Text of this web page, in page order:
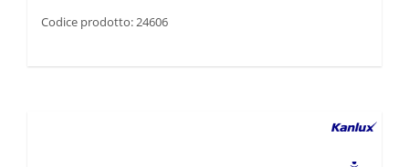
Codice prodotto: 24606